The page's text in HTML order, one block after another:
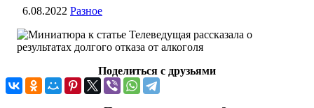
6.08.2022 Разное
Поделиться с друзьями